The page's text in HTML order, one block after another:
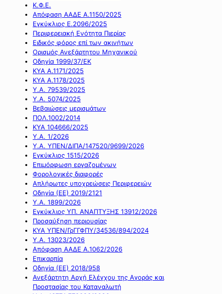
Κ.Φ.Ε.
Απόφαση ΑΑΔΕ Α.1150/2025
Εγκύκλιος Ε.2096/2025
Περιφερειακή Ενότητα Πιερίας
Ειδικός φόρος επί των ακινήτων
Ορισμός Ανεξάρτητου Μηχανικού
Οδηγία 1999/37/ΕΚ
ΚΥΑ Α.1171/2025
ΚΥΑ Α.1178/2025
Υ.Α. 79539/2025
Υ.Α. 5074/2025
Βεβαιώσεις μερισμάτων
ΠΟΛ.1002/2014
ΚΥΑ 104666/2025
Υ.Α. 1/2026
Υ.Α. ΥΠΕΝ/ΔΙΠΑ/147520/9699/2026
Εγκύκλιος 1515/2026
Επιμόρφωση εργαζομένων
Φορολογικές διαφορές
Απλήρωτες υποχρεώσεις Περιφερειών
Οδηγία (ΕΕ) 2019/2121
Υ.Α. 1899/2026
Εγκύκλιος ΥΠ. ΑΝΑΠΤΥΞΗΣ 13912/2026
Προσαύξηση περιουσίας
ΚΥΑ ΥΠΕΝ/ΓρΓΓΦΠΥ/34536/894/2024
Υ.Α. 13023/2026
Απόφαση ΑΑΔΕ Α.1062/2026
Επικαρπία
Οδηγία (ΕΕ) 2018/958
Ανεξάρτητη Αρχή Ελέγχου της Αγοράς και
Προστασίας του Καταναλωτή